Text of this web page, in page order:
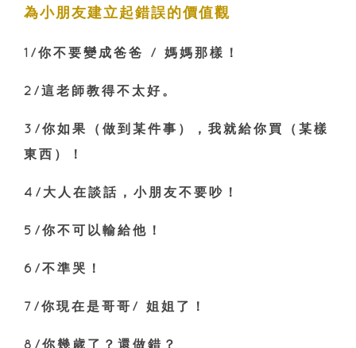
為小朋友建立起錯誤的價值觀
1/你不要變成爸爸 / 媽媽那樣！
2/這老師教得不太好。
3/你如果（做到某件事），我就給你買（某樣
東西）！
4/大人在談話，小朋友不要吵！
5/你不可以輸給他！
6/不準哭！
7/你現在是哥哥/ 姐姐了！
8/你幾歲了？還做錯？